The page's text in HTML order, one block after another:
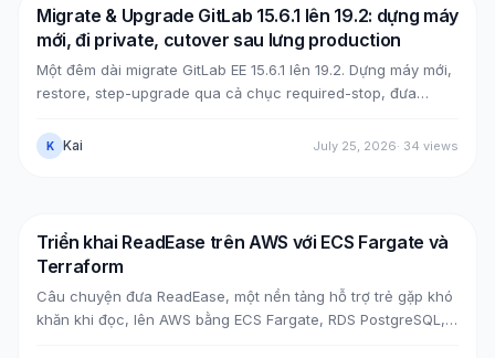
DevOps AWS
Migrate & Upgrade GitLab 15.6.1 lên 19.2: dựng máy
mới, đi private, cutover sau lưng production
Một đêm dài migrate GitLab EE 15.6.1 lên 19.2. Dựng máy mới,
restore, step-upgrade qua cả chục required-stop, đưa
PrivateLink + Transit Gateway), rồi cutover bằng split-
horizon DNS, tất cả mà không đụng máy cũ. Kèm các case
K Kai July 25, 2026· 34 views
AWS RDS
Triển khai ReadEase trên AWS với ECS Fargate và
Terraform
Câu chuyện đưa ReadEase, một nền tảng hỗ trợ trẻ gặp khó
khăn khi đọc, lên AWS bằng ECS Fargate, RDS PostgreSQL,